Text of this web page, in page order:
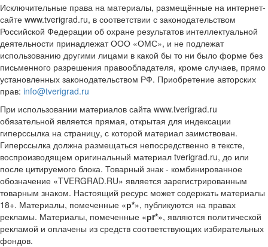
Исключительные права на материалы, размещённые на интернет-
сайте www.tverigrad.ru, в соответствии с законодательством
Российской Федерации об охране результатов интеллектуальной
деятельности принадлежат ООО «ОМС», и не подлежат
использованию другими лицами в какой бы то ни было форме без
письменного разрешения правообладателя, кроме случаев, прямо
установленных законодательством РФ. Приобретение авторских
прав: info@tverigrad.ru
При использовании материалов сайта www.tverigrad.ru
обязательной является прямая, открытая для индексации
гиперссылка на страницу, с которой материал заимствован.
Гиперссылка должна размещаться непосредственно в тексте,
воспроизводящем оригинальный материал tverigrad.ru, до или
после цитируемого блока. Товарный знак - комбинированное
обозначение «TVERGRAD.RU» является зарегистрированным
товарным знаком. Настоящий ресурс может содержать материалы
18+. Материалы, помеченные «р*», публикуются на правах
рекламы. Материалы, помеченные «рr*», являются политической
рекламой и оплачены из средств соответствующих избирательных
фондов.